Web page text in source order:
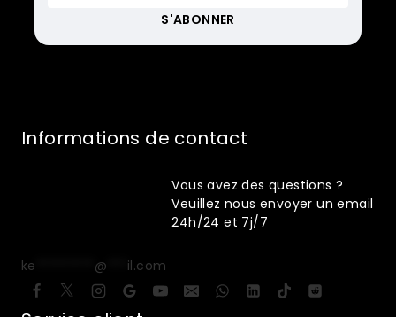
Informations de contact
Vous avez des questions ?
Veuillez nous envoyer un email
24h/24 et 7j/7
ke @ il.com